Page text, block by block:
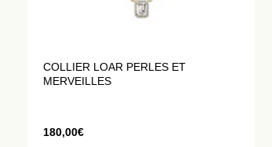
COLLIER LOAR PERLES ET
MERVEILLES
180,00€